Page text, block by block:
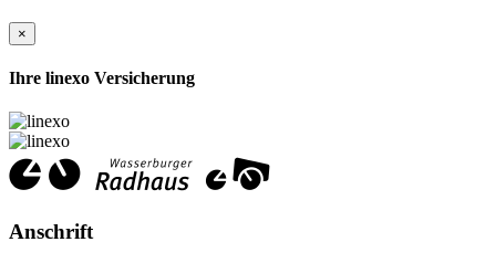
×
Ihre linexo Versicherung
Anschrift